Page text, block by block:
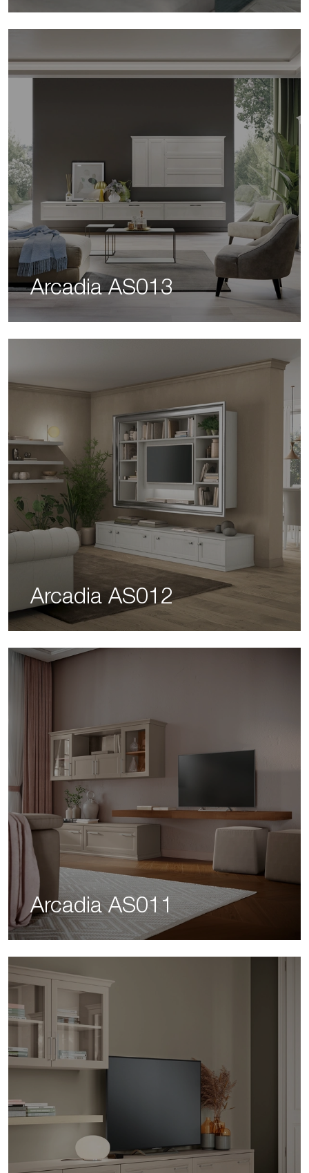
Arcadia AS013
Arcadia AS012
Arcadia AS011